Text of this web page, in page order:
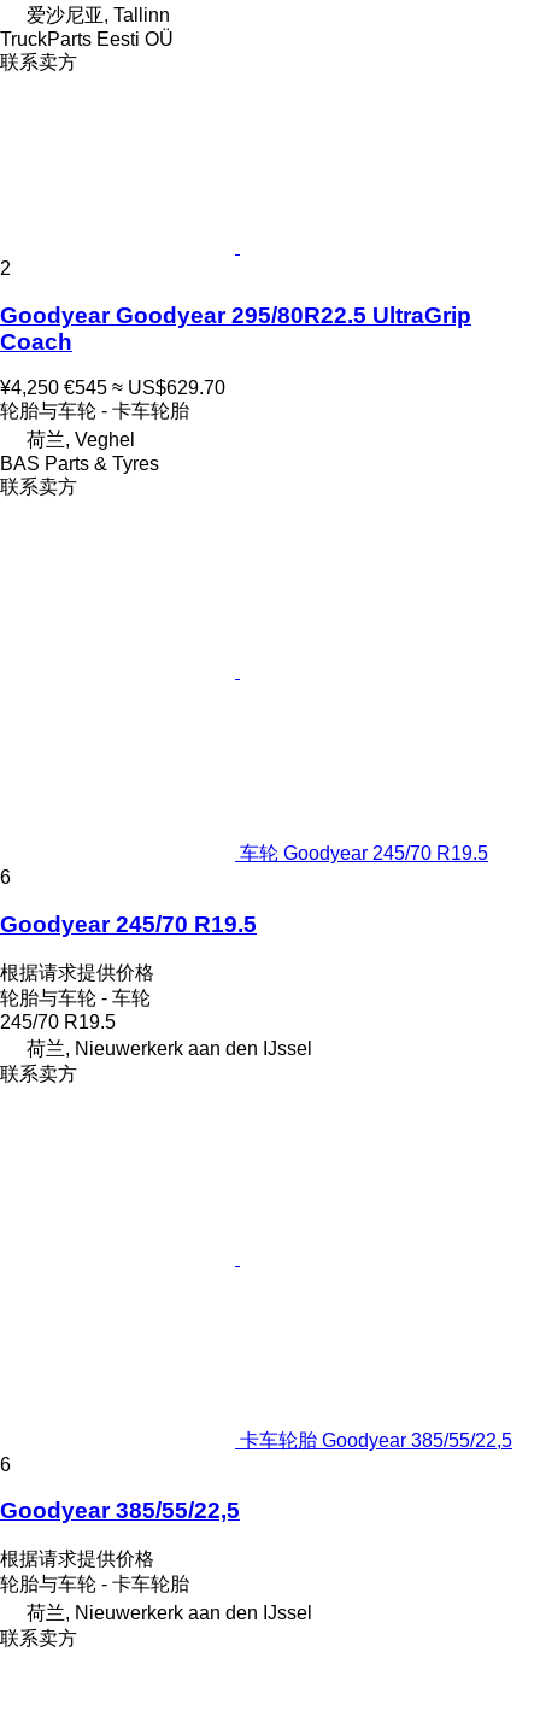
爱沙尼亚, Tallinn
TruckParts Eesti OÜ
联系卖方
2
Goodyear Goodyear 295/80R22.5 UltraGrip
Coach
¥4,250 €545 ≈ US$629.70
轮胎与车轮 - 卡车轮胎
荷兰, Veghel
BAS Parts & Tyres
联系卖方
车轮 Goodyear 245/70 R19.5
6
Goodyear 245/70 R19.5
根据请求提供价格
轮胎与车轮 - 车轮
245/70 R19.5
荷兰, Nieuwerkerk aan den IJssel
联系卖方
卡车轮胎 Goodyear 385/55/22,5
6
Goodyear 385/55/22,5
根据请求提供价格
轮胎与车轮 - 卡车轮胎
荷兰, Nieuwerkerk aan den IJssel
联系卖方